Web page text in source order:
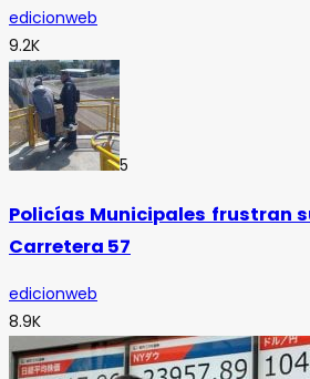
edicionweb
9.2K
5
Policías Municipales frustran
Carretera 57
edicionweb
8.9K